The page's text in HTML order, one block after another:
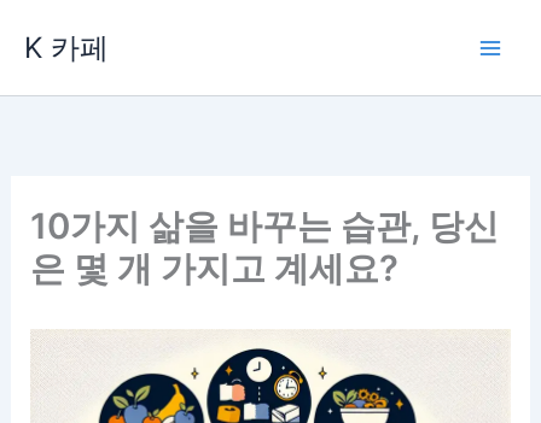
K 카페
10가지 삶을 바꾸는 습관, 당신
은 몇 개 가지고 계세요?